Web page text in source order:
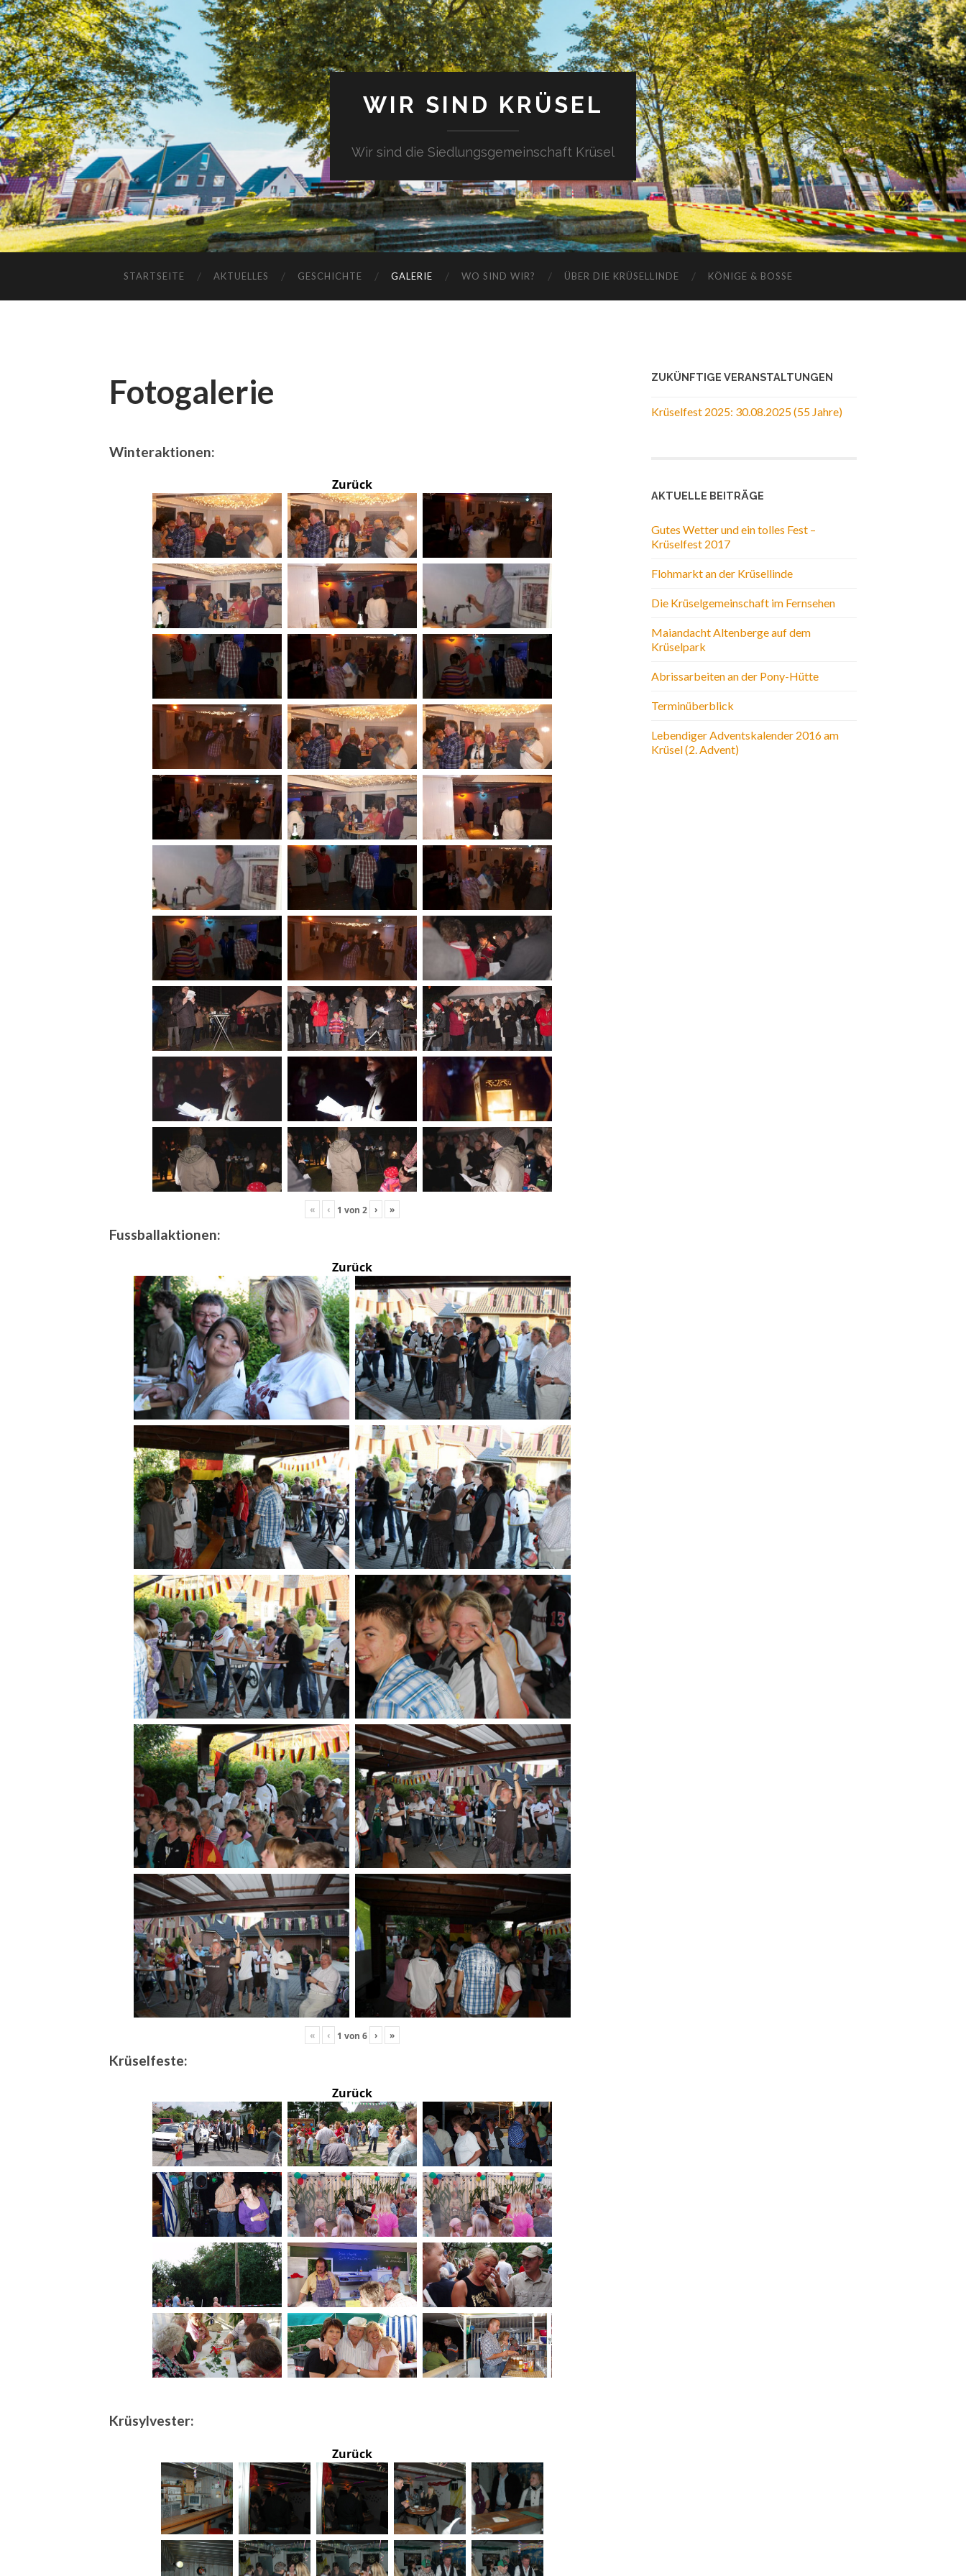
WIR SIND KRÜSEL
Wir sind die Siedlungsgemeinschaft Krüsel
STARTSEITE AKTUELLES GESCHICHTE GALERIE WO SIND WIR? ÜBER DIE KRÜSELLINDE KÖNIGE & BOSSE
Fotogalerie
Winteraktionen:
Zurück
« ‹ 1 von 2 › »
Fussballaktionen:
Zurück
« ‹ 1 von 6 › »
Krüselfeste:
Zurück
Krüsylvester:
Zurück
ZUKÜNFTIGE VERANSTALTUNGEN
Krüselfest 2025: 30.08.2025 (55 Jahre)
AKTUELLE BEITRÄGE
Gutes Wetter und ein tolles Fest –
Krüselfest 2017
Flohmarkt an der Krüsellinde
Die Krüselgemeinschaft im Fernsehen
Maiandacht Altenberge auf dem
Krüselpark
Abrissarbeiten an der Pony-Hütte
Terminüberblick
Lebendiger Adventskalender 2016 am
Krüsel (2. Advent)